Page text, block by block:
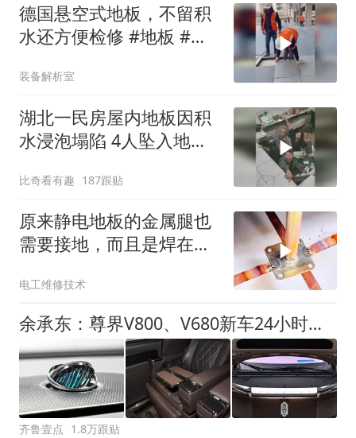
德国悬空式地板，不留积
水还方便检修 #地板 #建
装备解析室
湖北一民房屋内地板因积
水浸泡塌陷 4人坠入地下
比奇看有趣 187跟贴
原来静电地板的金属腿也
需要接地，而且是焊在地
电工维修技术
余承东：尊界V800、V680新车24小时大定突破3500台
齐鲁壹点 1.8万跟贴